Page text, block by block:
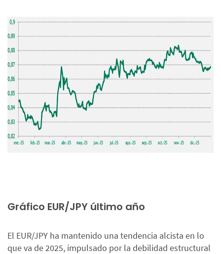
Gráfico EUR/JPY último año
El EUR/JPY ha mantenido una tendencia alcista en lo
que va de 2025, impulsado por la debilidad estructural